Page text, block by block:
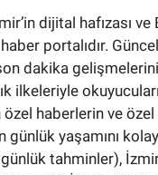
dijital hafızası
portalıdır.
dakika gelişmelerini
ilkeleriyle
özel haberlerin ve
günlük yaşamını
tahminler),